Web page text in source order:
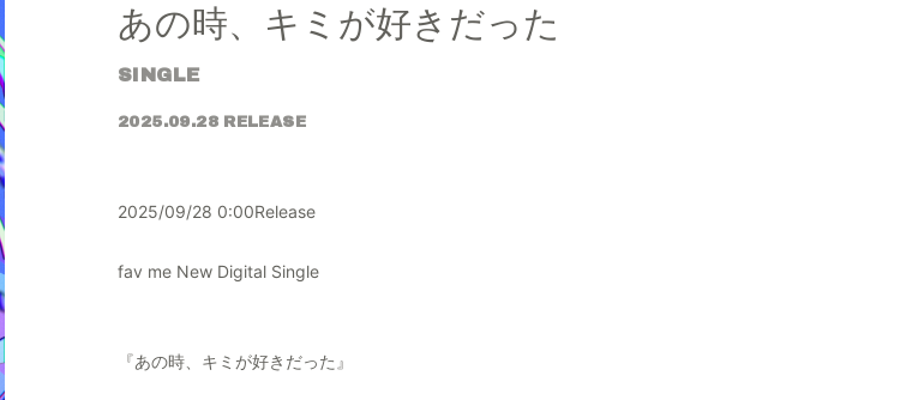
あの時、キミが好きだった
SINGLE
2025.09.28 RELEASE
2025/09/28 0:00Release
fav me New Digital Single
『あの時、キミが好きだった』